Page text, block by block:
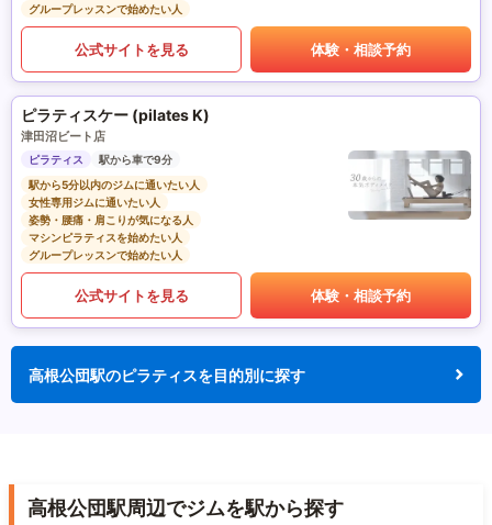
グループレッスンで始めたい人
公式サイトを見る 体験・相談予約
ピラティスケー (pilates K)
津田沼ビート店
ピラティス
駅から車で9分
駅から5分以内のジムに通いたい人
女性専用ジムに通いたい人
姿勢・腰痛・肩こりが気になる人
マシンピラティスを始めたい人
グループレッスンで始めたい人
公式サイトを見る 体験・相談予約
高根公団駅のピラティスを目的別に探す
高根公団駅周辺でジムを駅から探す